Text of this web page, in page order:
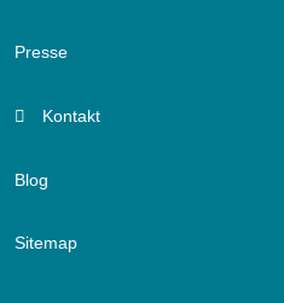
Presse
Kontakt
Blog
Sitemap